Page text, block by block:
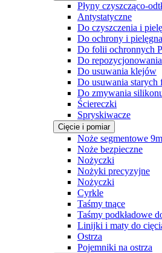
Płyny czyszcząco-
Antystatyczne
Do czyszczenia i
Do ochrony i
Do folii ochronnych
Do repozycjonowania
Do usuwania klejów
Do usuwania starych
Do zmywania
Ściereczki
Spryskiwacze
Cięcie i pomiar
Noże segmentowe
Noże bezpieczne
Nożyczki
Nożyki precyzyjne
Nożyczki
Cyrkle
Taśmy tnące
Taśmy podkładowe
Linijki i maty do
Ostrza
Pojemniki na ostrza